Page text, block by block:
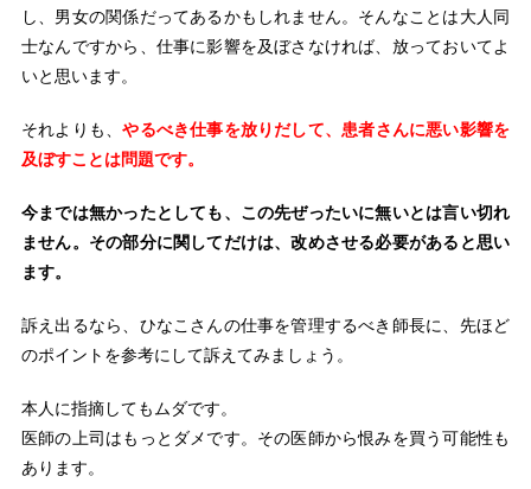
し、男女の関係だってあるかもしれません。そんなことは大人同
士なんですから、仕事に影響を及ぼさなければ、放っておいてよ
いと思います。
それよりも、やるべき仕事を放りだして、患者さんに悪い影響を
及ぼすことは問題です。
今までは無かったとしても、この先ぜったいに無いとは言い切れ
ません。その部分に関してだけは、改めさせる必要があると思い
ます。
訴え出るなら、ひなこさんの仕事を管理するべき師長に、先ほど
のポイントを参考にして訴えてみましょう。
本人に指摘してもムダです。
医師の上司はもっとダメです。その医師から恨みを買う可能性も
あります。